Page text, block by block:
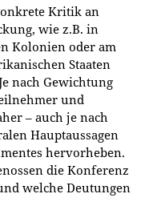
Kritik an
wie z.B. in
Kolonien oder am
Staaten
nach Gewichtung
und
– auch je nach
Hauptaussagen
hervorheben.
die Konferenz
welche Deutungen